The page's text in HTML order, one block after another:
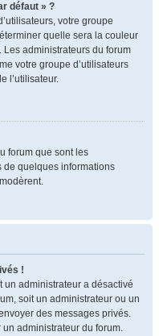
défaut » ?
votre groupe
quelle sera la couleur
administrateurs du forum
votre groupe d’utilisateurs
l’utilisateur.
forum que sont les
de quelques informations
!
un administrateur a désactivé
soit un administrateur ou un
des messages privés.
un administrateur du forum.